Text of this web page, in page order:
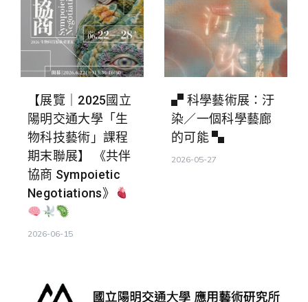
【展覽｜2025國立
陽明交通大學「生
物科技藝術」課程
期末聯展】 《共伴
協商 Sympoietic
Negotiations》
2026-06-15
▞ 科學藝術展：汙
染／一個科學藝廊
的可能 ▚
2026-05-27